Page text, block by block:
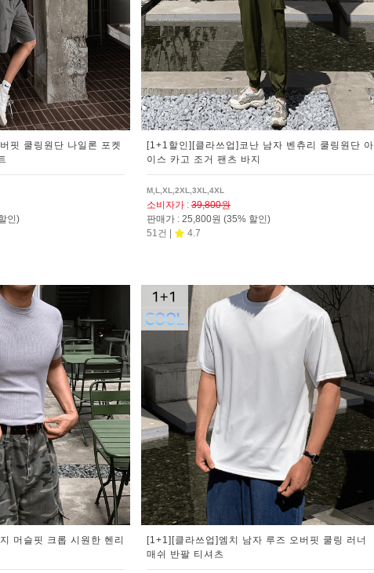
핏 쿨링원단 나일론 포켓
인)
[1+1할인][클라쓰업]코난 남자 벤츄리 쿨링원단 아
이스 카고 조거 팬츠 바지
M,L,XL,2XL,3XL,4XL
소비자가 : 39,800원
판매가 : 25,800원 (35% 할인)
51건 |
4.7
머슬핏 크롭 시원한 헨리
[1+1][클라쓰업]엠치 남자 루즈 오버핏 쿨링 러너
매쉬 반팔 티셔츠